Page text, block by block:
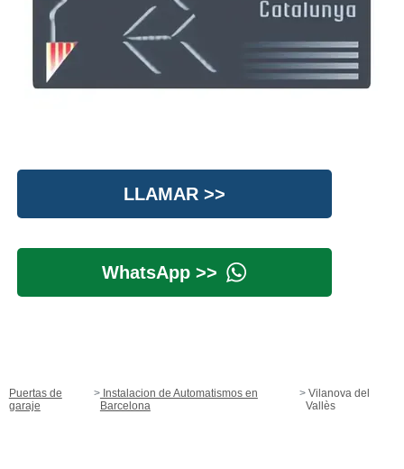
LLAMAR >>
WhatsApp >>
Puertas de
garaje
Instalacion de Automatismos en
Barcelona
Vilanova del
Vallès